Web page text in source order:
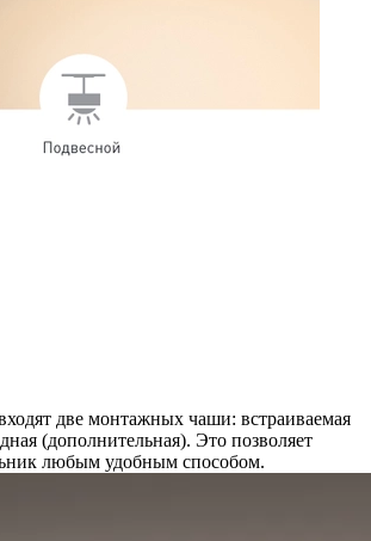
две монтажных чаши: встраиваемая
(дополнительная). Это позволяет
любым удобным способом.